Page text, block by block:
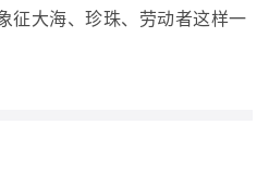
征大海、珍珠、劳动者这样一